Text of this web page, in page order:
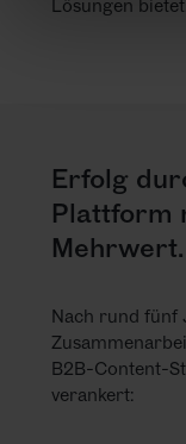
Erfolg
Plattform
Mehrwert.
Nach rund fünf
B2B-Content-
verankert: